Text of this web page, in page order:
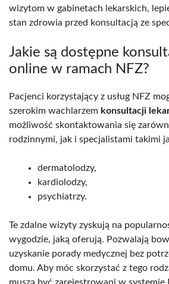
wizytom w gabinetach lekarskich,
stan zdrowia przed konsultacją ze
Jakie są dostępne
online w ramach NFZ?
Pacjenci korzystający z usług NFZ
szerokim wachlarzem konsultacji
możliwość skontaktowania się
rodzinnymi, jak i specjalistami takimi
dermatolodzy,
kardiolodzy,
psychiatrzy.
Te zdalne wizyty zyskują na
wygodzie, jaką oferują. Pozwalają
uzyskanie porady medycznej bez
domu. Aby móc skorzystać z tego